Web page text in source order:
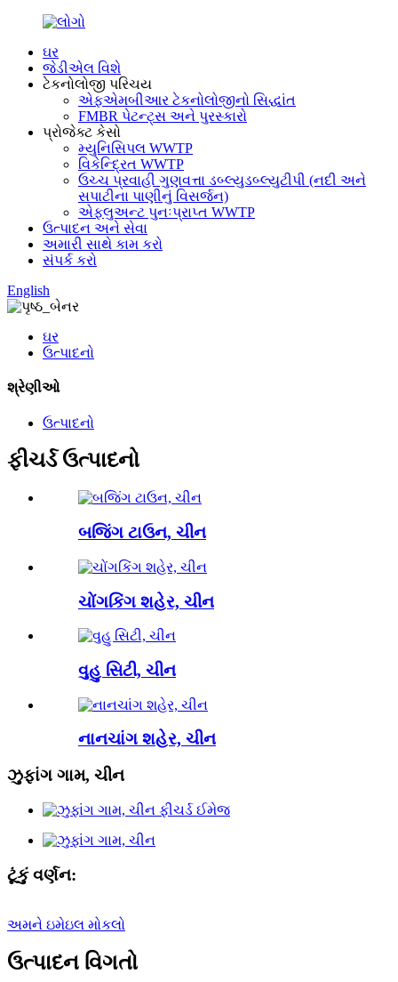
ઘર
જેડીએલ વિશે
ટેકનોલોજી પરિચય
એફએમબીઆર ટેકનોલોજીનો સિદ્ધાંત
FMBR પેટન્ટ્સ અને પુરસ્કારો
પ્રોજેક્ટ કેસો
મ્યુનિસિપલ WWTP
વિકેન્દ્રિત WWTP
ઉચ્ચ પ્રવાહી ગુણવત્તા ડબ્લ્યુડબ્લ્યુટીપી (નદી અને
સપાટીના પાણીનું વિસર્જન)
એફ્લુઅન્ટ પુનઃપ્રાપ્ત WWTP
ઉત્પાદન અને સેવા
અમારી સાથે કામ કરો
સંપર્ક કરો
English
ઘર
ઉત્પાદનો
શ્રેણીઓ
ઉત્પાદનો
ફીચર્ડ ઉત્પાદનો
બજિંગ ટાઉન, ચીન
ચોંગકિંગ શહેર, ચીન
વુહુ સિટી, ચીન
નાનચાંગ શહેર, ચીન
ઝુફાંગ ગામ, ચીન
ટૂંકું વર્ણન:
અમને ઇમેઇલ મોકલો
ઉત્પાદન વિગતો